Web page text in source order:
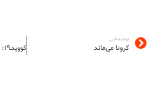
نوشته قبلی
کرونا می‌ماند